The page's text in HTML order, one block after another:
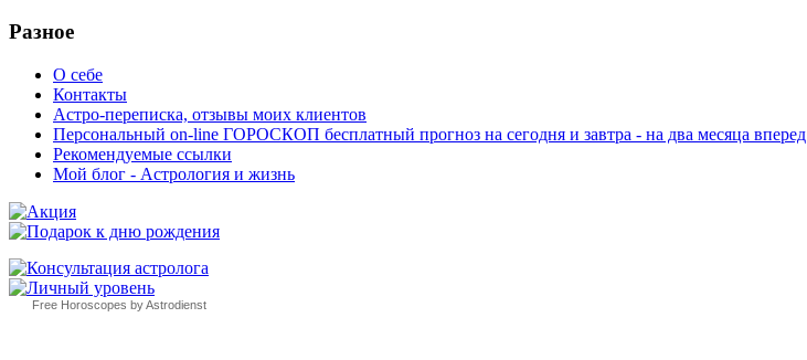
Разное
О себе
Контакты
Астро-переписка, отзывы моих клиентов
Персональный on-line ГОРОСКОП бесплатный прогноз на сегодня и завтра - на два месяца вперед
Рекомендуемые ссылки
Мой блог - Астрология и жизнь
Free Horoscopes by Astrodienst